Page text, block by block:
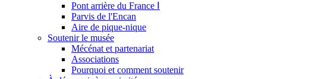
Pont arrière du France Ⅰ
Parvis de l'Encan
Aire de pique-nique
Soutenir le musée
Mécénat et partenariat
Associations
Pourquoi et comment soutenir